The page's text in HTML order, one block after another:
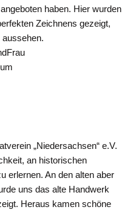
haben. Hier wurden
Zeichnens gezeigt,
„Niedersachsen“ e.V.
an historischen
erlernen. An den alten aber
uns das alte Handwerk
Heraus kamen schöne